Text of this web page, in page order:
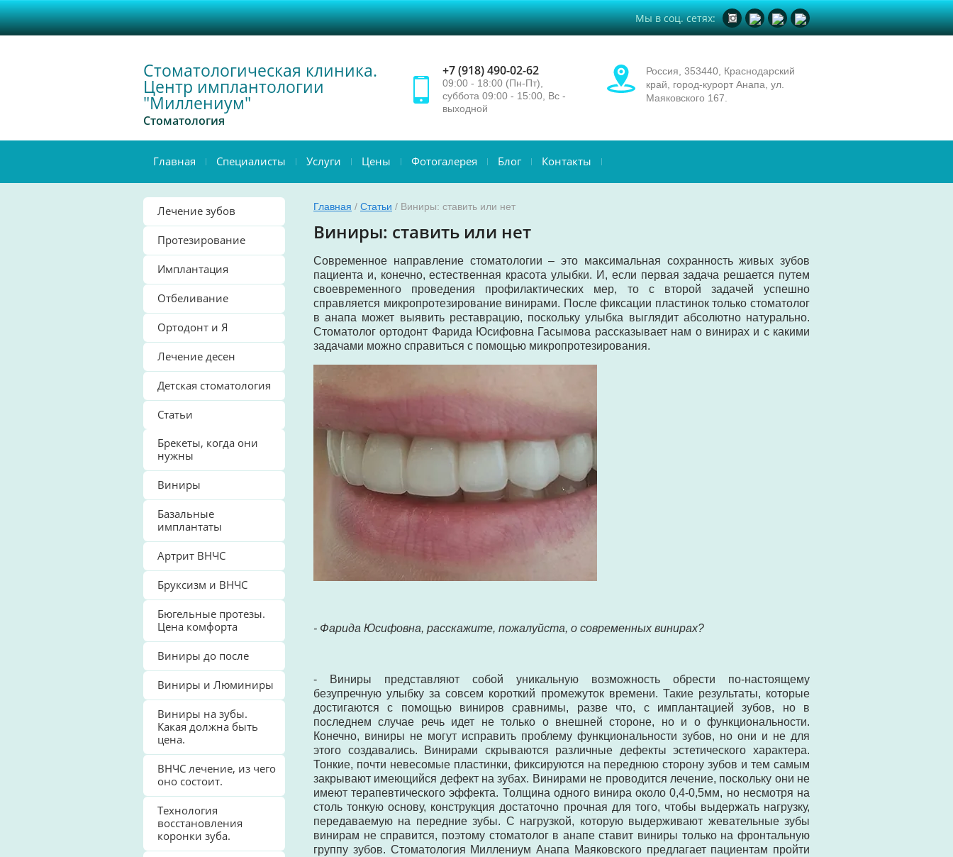
Мы в соц. сетях:
Стоматологическая клиника.
Центр имплантологии
"Миллениум"
Стоматология
+7 (918) 490-02-62
09:00 - 18:00 (Пн-Пт),
суббота 09:00 - 15:00, Вс -
выходной
Россия, 353440, Краснодарский
край, город-курорт Анапа, ул.
Маяковского 167.
Главная Специалисты Услуги Цены Фотогалерея Блог Контакты
Лечение зубов
Протезирование
Имплантация
Отбеливание
Ортодонт и Я
Лечение десен
Детская стоматология
Статьи
Брекеты, когда они
нужны
Виниры
Базальные
имплантаты
Артрит ВНЧС
Бруксизм и ВНЧС
Бюгельные протезы.
Цена комфорта
Виниры до после
Виниры и Люминиры
Виниры на зубы.
Какая должна быть
цена.
ВНЧС лечение, из чего
оно состоит.
Технология
восстановления
коронки зуба.
Главная / Статьи / Виниры: ставить или нет
Виниры: ставить или нет
Современное направление стоматологии – это максимальная сохранность живых зубов
пациента и, конечно, естественная красота улыбки. И, если первая задача решается путем
своевременного проведения профилактических мер, то с второй задачей успешно
справляется микропротезирование винирами. После фиксации пластинок только стоматолог
в анапа может выявить реставрацию, поскольку улыбка выглядит абсолютно натурально.
Стоматолог ортодонт Фарида Юсифовна Гасымова рассказывает нам о винирах и с какими
задачами можно справиться с помощью микропротезирования.
- Фарида Юсифовна, расскажите, пожалуйста, о современных винирах?
- Виниры представляют собой уникальную возможность обрести по-настоящему
безупречную улыбку за совсем короткий промежуток времени. Такие результаты, которые
достигаются с помощью виниров сравнимы, разве что, с имплантацией зубов, но в
последнем случае речь идет не только о внешней стороне, но и о функциональности.
Конечно, виниры не могут исправить проблему функциональности зубов, но они и не для
этого создавались. Винирами скрываются различные дефекты эстетического характера.
Тонкие, почти невесомые пластинки, фиксируются на переднюю сторону зубов и тем самым
закрывают имеющийся дефект на зубах. Винирами не проводится лечение, поскольку они не
имеют терапевтического эффекта. Толщина одного винира около 0,4-0,5мм, но несмотря на
столь тонкую основу, конструкция достаточно прочная для того, чтобы выдержать нагрузку,
передаваемую на передние зубы. С нагрузкой, которую выдерживают жевательные зубы
винирам не справится, поэтому стоматолог в анапе ставит виниры только на фронтальную
группу зубов. Стоматология Миллениум Анапа Маяковского предлагает пациентам пройти